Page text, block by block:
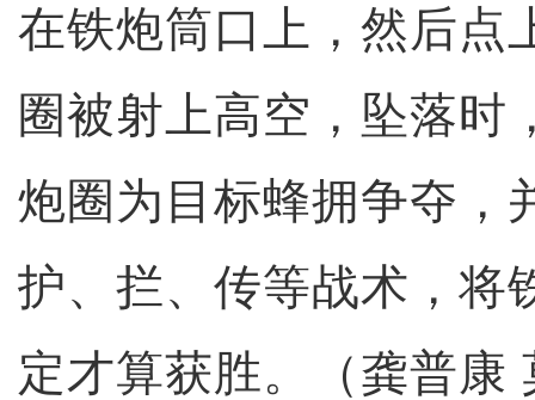
在铁炮筒口上，然后点
圈被射上高空，坠落时
炮圈为目标蜂拥争夺，
护、拦、传等战术，将
定才算获胜。（龚普康